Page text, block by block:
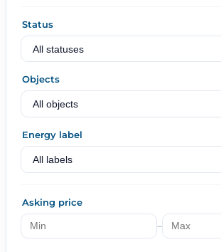
Status
Objects
Energy label
Asking price
–